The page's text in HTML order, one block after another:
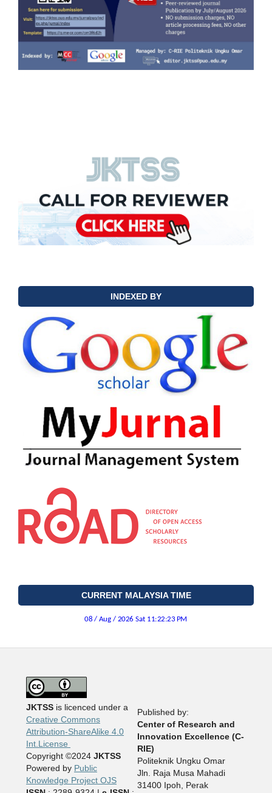
INDEXED BY
CURRENT MALAYSIA TIME
JKTSSis licenced under a
Creative Commons
Attribution-ShareAlike 4.0
Int.License
Copyright ©2024 JKTSS
Powered by Public
Knowledge Project OJS
Published by:
Center of Research and
Innovation Excellence (C-
RIE)
Politeknik Ungku Omar
Jln. Raja Musa Mahadi
31400 Ipoh, Perak